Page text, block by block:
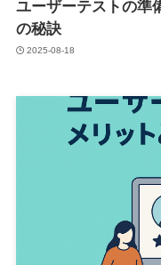
ユーザーテストの準
の秘訣
2025-08-18